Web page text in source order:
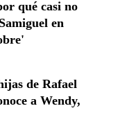
qué casi no
en
de Rafael
a Wendy,